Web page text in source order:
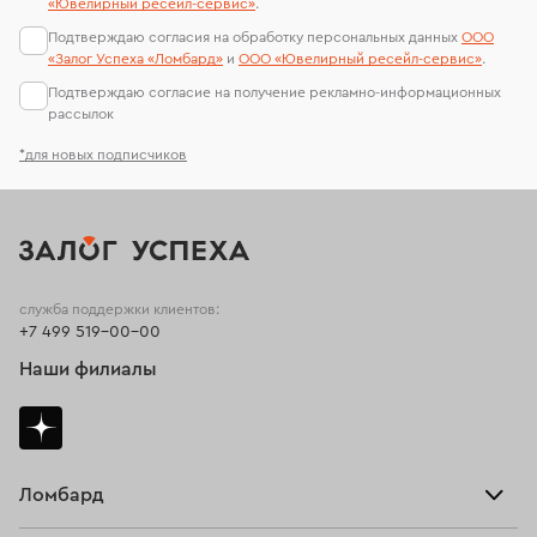
*для новых подписчиков
«Ювелирный ресейл-сервиc».
Подтверждаю согласия на обработку персональных данных ООО
«Залог Успеха «Ломбард» и ООО «Ювелирный ресейл-сервиc».
Подтверждаю согласие на получение рекламно-информационных
рассылок
Ломбард
служба поддержки клиентов:
+7 499 519-00-00
Наши филиалы